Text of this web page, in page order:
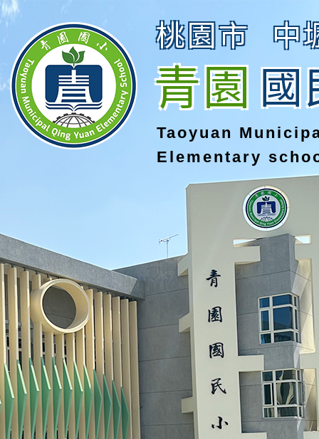
桃園市 中
青園國
Taoyuan
Elementary